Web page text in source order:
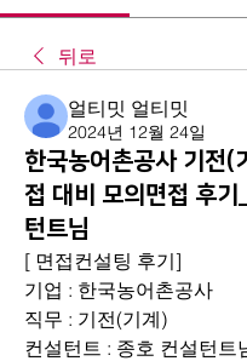
뒤로
얼티밋 얼티밋
2024년 12월 24일
한국농어촌공사 기전(
접 대비 모의면접 후기
턴트님
[ 면접컨설팅 후기]
기업 : 한국농어촌공사
직무 : 기전(기계)
컨설턴트 : 종호 컨설턴트